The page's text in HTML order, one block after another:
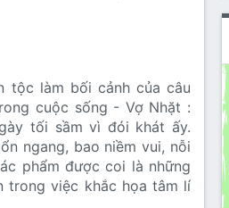
tộc làm bối cảnh của câu
cuộc sống - Vợ Nhặt :
tối sầm vì đói khát ấy.
ngang, bao niềm vui, nỗi
phẩm được coi là những
trong việc khắc họa tâm lí